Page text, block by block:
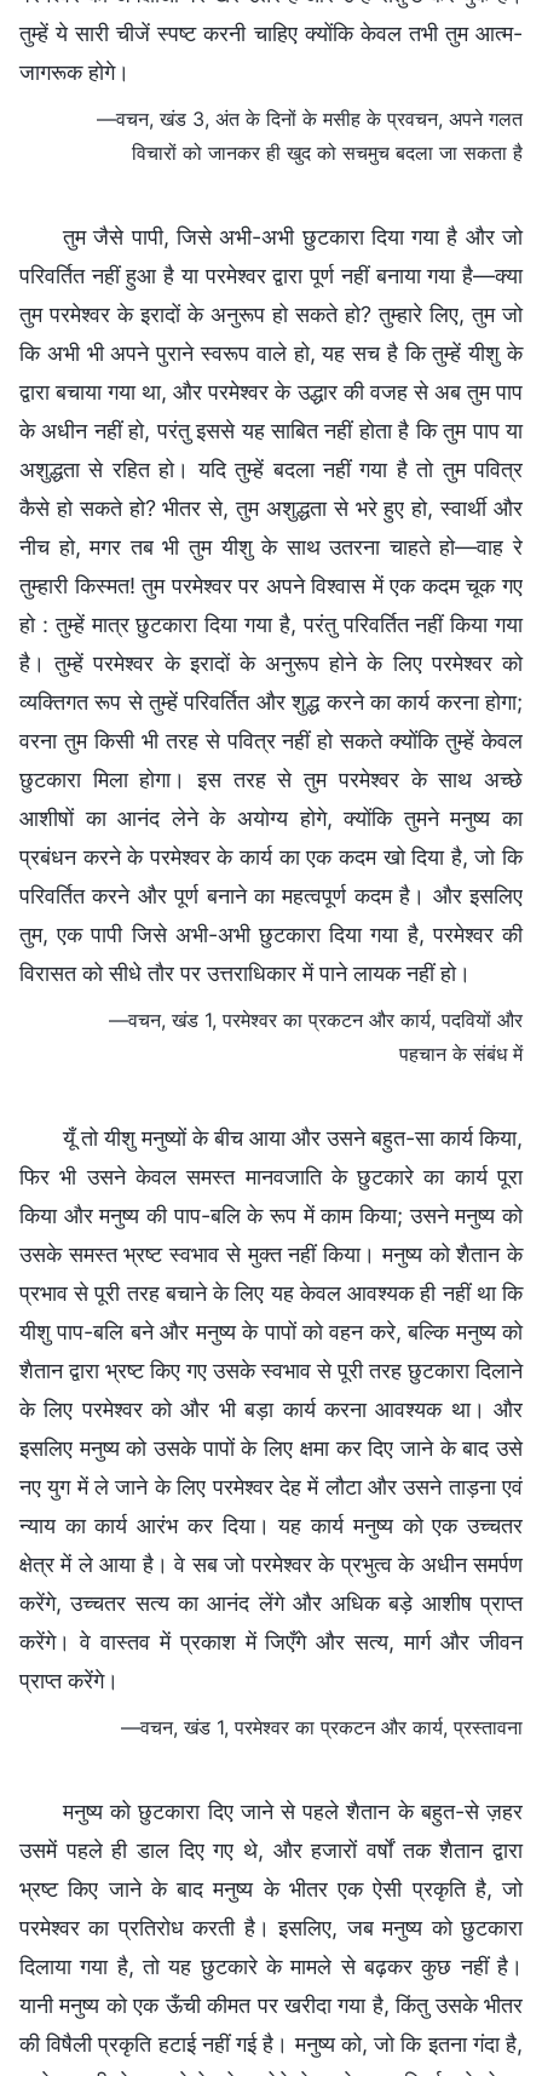
तुम्हें ये सारी चीजें स्पष्ट करनी चाहिए क्योंकि केवल तभी तुम आत्म-
जागरूक होगे।
—वचन, खंड 3, अंत के दिनों के मसीह के प्रवचन, अपने गलत
विचारों को जानकर ही खुद को सचमुच बदला जा सकता है
तुम जैसे पापी, जिसे अभी-अभी छुटकारा दिया गया है और जो
परिवर्तित नहीं हुआ है या परमेश्वर द्वारा पूर्ण नहीं बनाया गया है—क्या
तुम परमेश्वर के इरादों के अनुरूप हो सकते हो? तुम्हारे लिए, तुम जो
कि अभी भी अपने पुराने स्वरूप वाले हो, यह सच है कि तुम्हें यीशु के
द्वारा बचाया गया था, और परमेश्वर के उद्धार की वजह से अब तुम पाप
के अधीन नहीं हो, परंतु इससे यह साबित नहीं होता है कि तुम पाप या
अशुद्धता से रहित हो। यदि तुम्हें बदला नहीं गया है तो तुम पवित्र
कैसे हो सकते हो? भीतर से, तुम अशुद्धता से भरे हुए हो, स्वार्थी और
नीच हो, मगर तब भी तुम यीशु के साथ उतरना चाहते हो—वाह रे
तुम्हारी किस्मत! तुम परमेश्वर पर अपने विश्वास में एक कदम चूक गए
हो : तुम्हें मात्र छुटकारा दिया गया है, परंतु परिवर्तित नहीं किया गया
है। तुम्हें परमेश्वर के इरादों के अनुरूप होने के लिए परमेश्वर को
व्यक्तिगत रूप से तुम्हें परिवर्तित और शुद्ध करने का कार्य करना होगा;
वरना तुम किसी भी तरह से पवित्र नहीं हो सकते क्योंकि तुम्हें केवल
छुटकारा मिला होगा। इस तरह से तुम परमेश्वर के साथ अच्छे
आशीषों का आनंद लेने के अयोग्य होगे, क्योंकि तुमने मनुष्य का
प्रबंधन करने के परमेश्वर के कार्य का एक कदम खो दिया है, जो कि
परिवर्तित करने और पूर्ण बनाने का महत्वपूर्ण कदम है। और इसलिए
तुम, एक पापी जिसे अभी-अभी छुटकारा दिया गया है, परमेश्वर की
विरासत को सीधे तौर पर उत्तराधिकार में पाने लायक नहीं हो।
—वचन, खंड 1, परमेश्वर का प्रकटन और कार्य, पदवियों और
पहचान के संबंध में
यूँ तो यीशु मनुष्यों के बीच आया और उसने बहुत-सा कार्य किया,
फिर भी उसने केवल समस्त मानवजाति के छुटकारे का कार्य पूरा
किया और मनुष्य की पाप-बलि के रूप में काम किया; उसने मनुष्य को
उसके समस्त भ्रष्ट स्वभाव से मुक्त नहीं किया। मनुष्य को शैतान के
प्रभाव से पूरी तरह बचाने के लिए यह केवल आवश्यक ही नहीं था कि
यीशु पाप-बलि बने और मनुष्य के पापों को वहन करे, बल्कि मनुष्य को
शैतान द्वारा भ्रष्ट किए गए उसके स्वभाव से पूरी तरह छुटकारा दिलाने
के लिए परमेश्वर को और भी बड़ा कार्य करना आवश्यक था। और
इसलिए मनुष्य को उसके पापों के लिए क्षमा कर दिए जाने के बाद उसे
नए युग में ले जाने के लिए परमेश्वर देह में लौटा और उसने ताड़ना एवं
न्याय का कार्य आरंभ कर दिया। यह कार्य मनुष्य को एक उच्चतर
क्षेत्र में ले आया है। वे सब जो परमेश्वर के प्रभुत्व के अधीन समर्पण
करेंगे, उच्चतर सत्य का आनंद लेंगे और अधिक बड़े आशीष प्राप्त
करेंगे। वे वास्तव में प्रकाश में जिएँगे और सत्य, मार्ग और जीवन
प्राप्त करेंगे।
—वचन, खंड 1, परमेश्वर का प्रकटन और कार्य, प्रस्तावना
मनुष्य को छुटकारा दिए जाने से पहले शैतान के बहुत-से ज़हर
उसमें पहले ही डाल दिए गए थे, और हजारों वर्षों तक शैतान द्वारा
भ्रष्ट किए जाने के बाद मनुष्य के भीतर एक ऐसी प्रकृति है, जो
परमेश्वर का प्रतिरोध करती है। इसलिए, जब मनुष्य को छुटकारा
दिलाया गया है, तो यह छुटकारे के मामले से बढ़कर कुछ नहीं है।
यानी मनुष्य को एक ऊँची कीमत पर खरीदा गया है, किंतु उसके भीतर
की विषैली प्रकृति हटाई नहीं गई है। मनुष्य को, जो कि इतना गंदा है,